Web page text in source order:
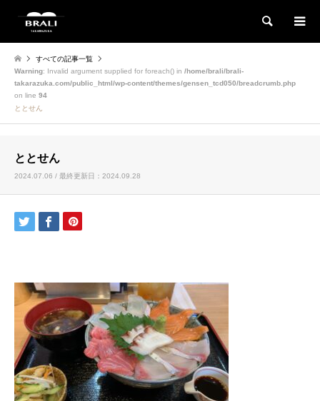
検索
すべての記事一覧
Warning: Invalid argument supplied for foreach() in /home/brali/brali-
takarazuka.com/public_html/wp-content/themes/gensen_tcd050/breadcrumb.php
on line 94
ととせん
ととせん
2024.07.06 / 最終更新日：2024.09.28